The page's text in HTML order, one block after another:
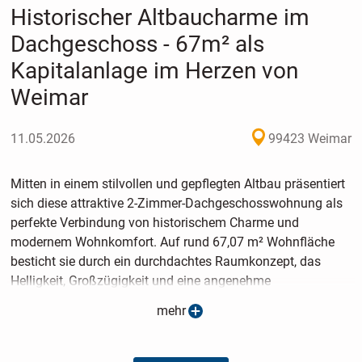
Historischer Altbaucharme im
Dachgeschoss - 67m² als
Kapitalanlage im Herzen von
Weimar
11.05.2026 99423 Weimar
Mitten in einem stilvollen und gepflegten Altbau präsentiert
sich diese attraktive 2-Zimmer-Dachgeschosswohnung als
perfekte Verbindung von historischem Charme und
modernem Wohnkomfort. Auf rund 67,07 m² Wohnfläche
besticht sie durch ein durchdachtes Raumkonzept, das
Helligkeit, Großzügigkeit und eine angenehme
Wohnatmosphäre vereint, ergänzt durch ausreichend
Stauraum dank eines großzügigen Abstellraums und einen
mehr